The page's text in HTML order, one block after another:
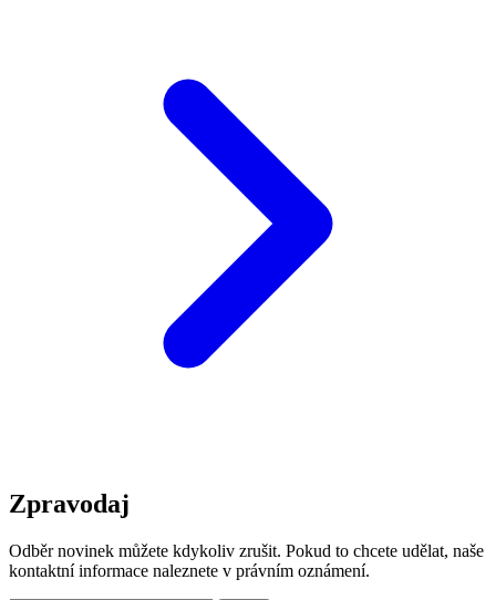
Zpravodaj
Odběr novinek můžete kdykoliv zrušit. Pokud to chcete udělat, naše
kontaktní informace naleznete v právním oznámení.